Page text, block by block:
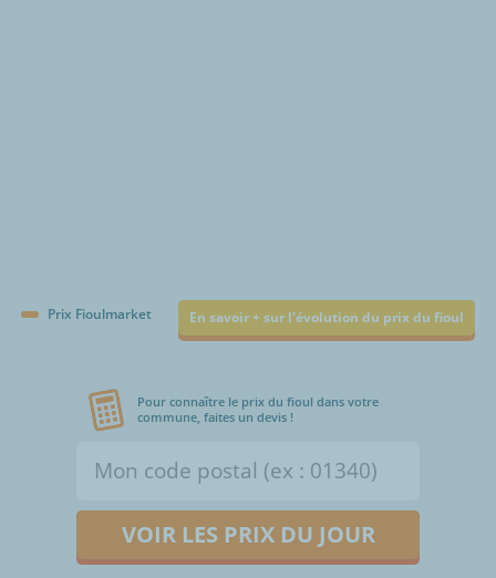
Prix Fioulmarket En savoir + sur l'évolution du prix du fioul
Pour connaître le prix du fioul dans votre
commune, faites un devis !
VOIR LES PRIX DU JOUR